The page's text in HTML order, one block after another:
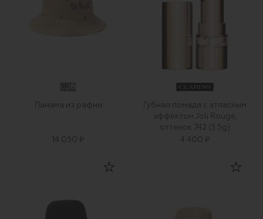
Панама из рафии
14 050 ₽
Губная помада с атласным
эффектом Joli Rouge,
оттенок 742 (3.5g)
4 400 ₽